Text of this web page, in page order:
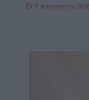
7 Αυγούστου